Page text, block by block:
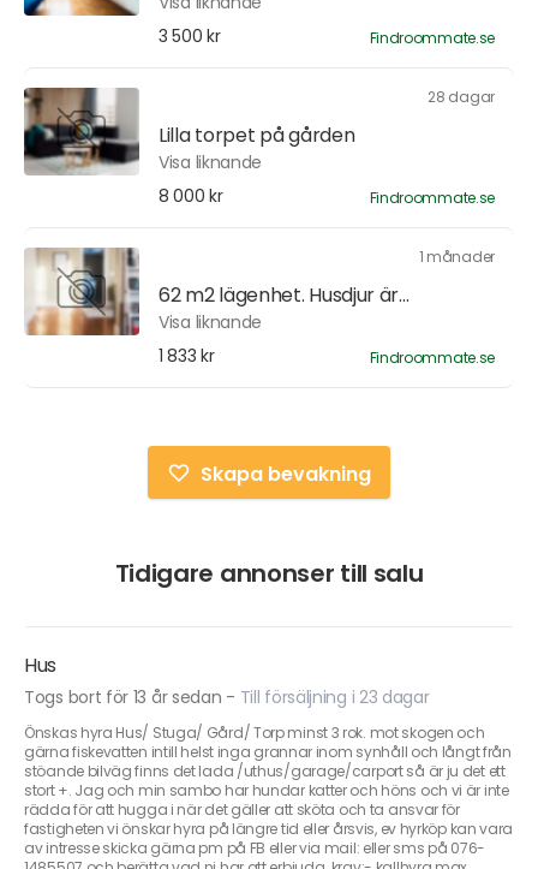
3 500 kr
Findroommate.se
28 dagar
Lilla torpet på gården
Visa liknande
8 000 kr
Findroommate.se
1 månader
62 m2 lägenhet. Husdjur är...
Visa liknande
1 833 kr
Findroommate.se
Skapa bevakning
Tidigare annonser till salu
Hus
Togs bort för 13 år sedan - Till försäljning i 23 dagar
Önskas hyra Hus/ Stuga/ Gård/ Torp minst 3 rok. mot skogen och
gärna fiskevatten intill helst inga grannar inom synhåll och långt från
stöande bilväg finns det lada /uthus/garage/carport så är ju det ett
stort +. Jag och min sambo har hundar katter och höns och vi är inte
rädda för att hugga i när det gäller att sköta och ta ansvar för
fastigheten vi önskar hyra på längre tid eller årsvis, ev hyrköp kan vara
av intresse skicka gärna pm på FB eller via mail: eller sms på 076-